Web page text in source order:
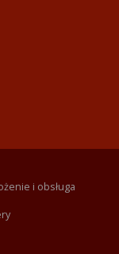
i obsługa